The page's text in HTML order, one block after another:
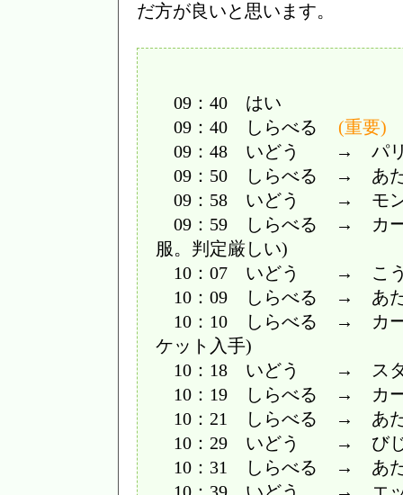
だ方が良いと思います。
09：40 はい
09：40 しらべる
(重要)
09：48 いどう → パリ
09：50 しらべる → あ
09：58 いどう → モン
09：59 しらべる → カ
服。判定厳しい)
10：07 いどう → こう
10：09 しらべる → あた
10：10 しらべる → カ
ケット入手)
10：18 いどう → スタ
10：19 しらべる → カ
10：21 しらべる → あた
10：29 いどう → びじ
10：31 しらべる → あた